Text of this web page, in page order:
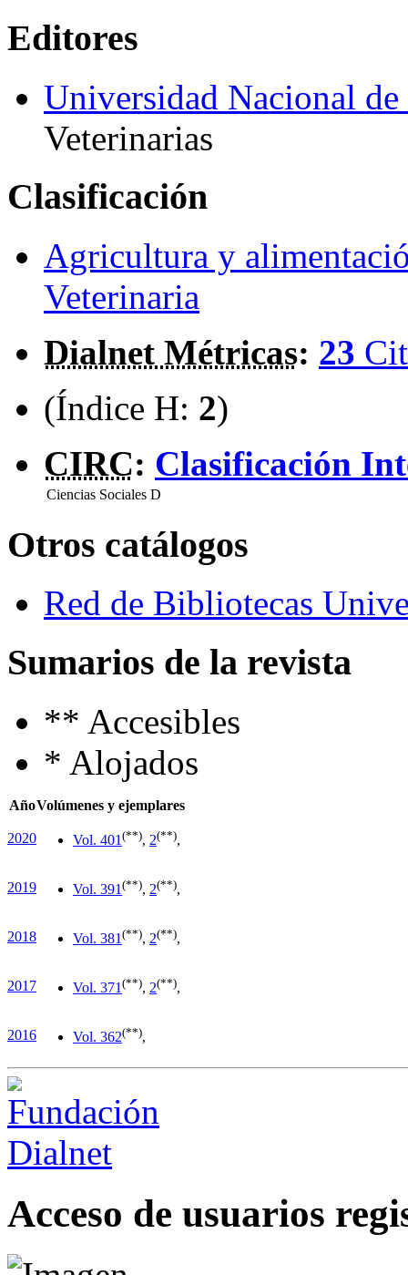
Editores
Universidad Nacional de
Veterinarias
Clasificación
Agricultura y
Veterinaria
Dialnet Métricas: 23
(Índice H: 2)
CIRC: Clasificación
Ciencias Sociales D
Otros catálogos
Red de Bibliotecas
Sumarios de la revista
** Accesibles
* Alojados
AñoVolúmenes y ejemplares
2020 Vol. 401 (**), 2(**),
2019 Vol. 391 (**), 2(**),
2018 Vol. 381 (**), 2(**),
2017 Vol. 371 (**), 2(**),
2016 Vol. 362(**),
Acceso de usuarios